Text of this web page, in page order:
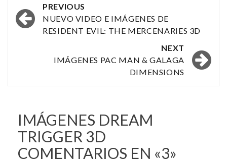
Post
navigation
PREVIOUS
NUEVO VIDEO E IMÁGENES DE
RESIDENT EVIL: THE MERCENARIES 3D
NEXT
IMÁGENES PAC MAN & GALAGA
DIMENSIONS
IMÁGENES DREAM
TRIGGER 3D
COMENTARIOS EN «3»